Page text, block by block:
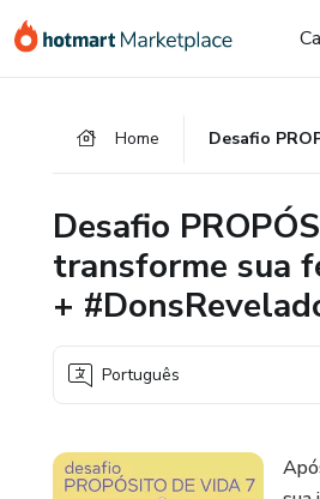
para
para
para
Home
Desafio
transforme sua
+
Português